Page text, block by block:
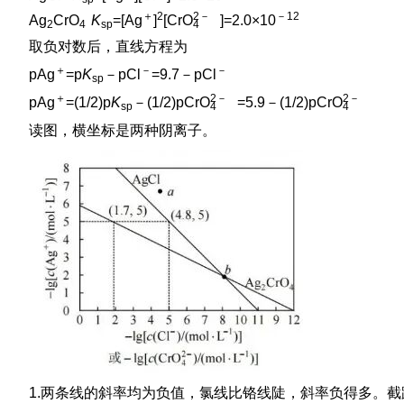
Ag2CrO4 Ksp=[Ag ＋]2 [CrO4
2 － ]=2.0×10 －12
取负对数后，直线方程为
pAg ＋=pKsp －pCl － =9.7－pCl －
pAg ＋=(1/2)pKsp －(1/2)pCrO4
2 － =5.9－(1/2)pCrO4
2 －
读图，横坐标是两种阴离子。
1.两条线的斜率均为负值，氯线比铬线陡，斜率负得多。截